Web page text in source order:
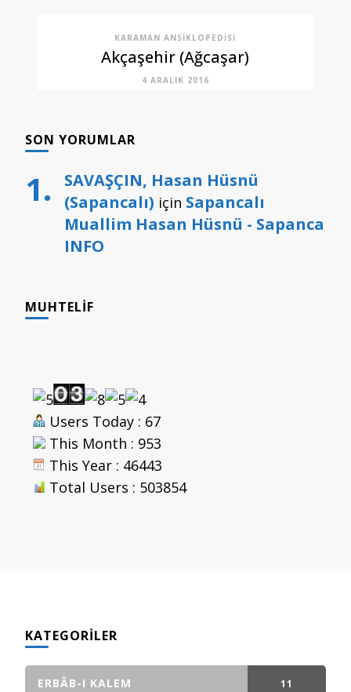
KARAMAN ANSIKLOPEDISI
Akçaşehir (Ağcaşar)
4 ARALIK 2016
SON YORUMLAR
SAVAŞÇIN, Hasan Hüsnü
(Sapancalı) için Sapancalı
Muallim Hasan Hüsnü - Sapanca
INFO
MUHTELIF
Users Today : 67
This Month : 953
This Year : 46443
Total Users : 503854
KATEGORILER
ERBÂB-I KALEM 11